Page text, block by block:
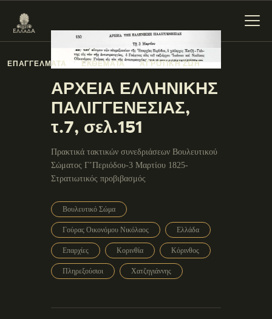
ΕΠΑΓΓΕΛΜΑΤΑ ΕΚΘΕΜΑΤΑ ΑΓΡΟΤΙΚΗ ΖΩΗ
ΕΝΌΤΗΤΕΣ
ΞΥΛΌΚΑΣΤΡΟ –
ΕΥΡΩΣΤΊΝΗ
ΑΡΧΕΙΑ ΕΛΛΗΝΙΚΗΣ
ΠΑΛΙΓΓΕΝΕΣΙΑΣ,
τ.7, σελ.151
Πρακτικά τακτικών συνεδριάσεων Βουλευτικού
Σώματος Γ’Περιόδου-3 Μαρτίου 1825-
Στρατιωτικός προβιβασμός
Βουλευτικό Σώμα
Γούρας Οικονόμου Νικόλαος Ελλάδα
Επαρχίες Κορινθία Κόρινθος
Πληρεξούσιοι Χατζηγιάννης